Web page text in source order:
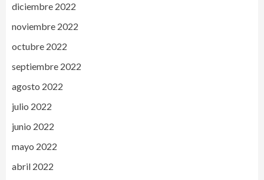
diciembre 2022
noviembre 2022
octubre 2022
septiembre 2022
agosto 2022
julio 2022
junio 2022
mayo 2022
abril 2022